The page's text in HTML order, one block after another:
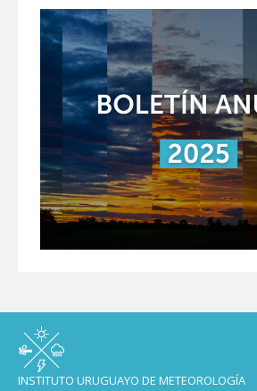
INSTITUTO URUGUAYO DE METEOROLOGÍA